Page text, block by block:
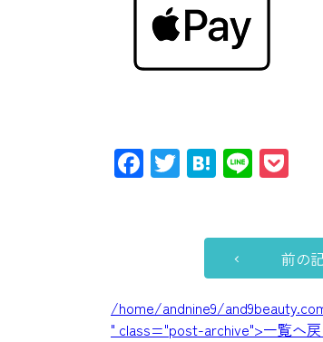
Facebook
Twitter
Hatena
Line
前の
/home/andnine9/
" class="post-archive">一覧へ戻